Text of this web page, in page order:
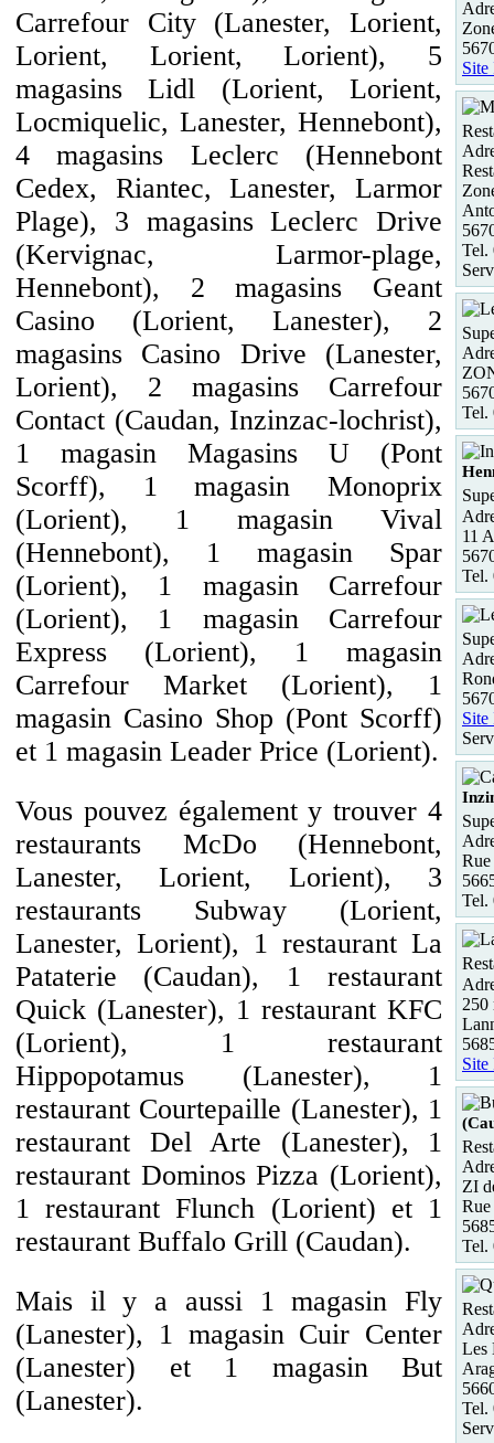
Carrefour City (Lanester, Lorient,
Lorient, Lorient, Lorient), 5
magasins Lidl (Lorient, Lorient,
Locmiquelic, Lanester, Hennebont),
4 magasins Leclerc (Hennebont
Cedex, Riantec, Lanester, Larmor
Plage), 3 magasins Leclerc Drive
(Kervignac, Larmor-plage,
Hennebont), 2 magasins Geant
Casino (Lorient, Lanester), 2
magasins Casino Drive (Lanester,
Lorient), 2 magasins Carrefour
Contact (Caudan, Inzinzac-lochrist),
1 magasin Magasins U (Pont
Scorff), 1 magasin Monoprix
(Lorient), 1 magasin Vival
(Hennebont), 1 magasin Spar
(Lorient), 1 magasin Carrefour
(Lorient), 1 magasin Carrefour
Express (Lorient), 1 magasin
Carrefour Market (Lorient), 1
magasin Casino Shop (Pont Scorff)
et 1 magasin Leader Price (Lorient).
Vous pouvez également y trouver 4
restaurants McDo (Hennebont,
Lanester, Lorient, Lorient), 3
restaurants Subway (Lorient,
Lanester, Lorient), 1 restaurant La
Pataterie (Caudan), 1 restaurant
Quick (Lanester), 1 restaurant KFC
(Lorient), 1 restaurant
Hippopotamus (Lanester), 1
restaurant Courtepaille (Lanester), 1
restaurant Del Arte (Lanester), 1
restaurant Dominos Pizza (Lorient),
1 restaurant Flunch (Lorient) et 1
restaurant Buffalo Grill (Caudan).
Mais il y a aussi 1 magasin Fly
(Lanester), 1 magasin Cuir Center
(Lanester) et 1 magasin But
(Lanester).
Site
Tel.
Tel.
11
Tel.
Site
Tel.
250
Site
ZI
Rue
Tel.
Les
Tel.